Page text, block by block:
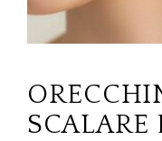
SCALARE